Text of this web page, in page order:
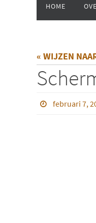
naar
de
HOME
« WIJZEN
februari 7,